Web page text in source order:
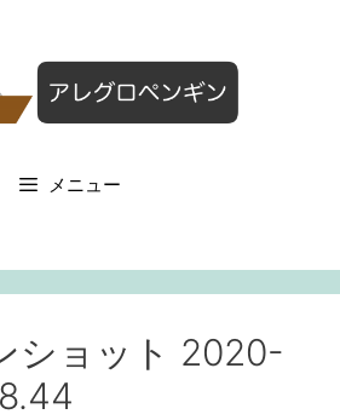
メニュー
ショット 2020-